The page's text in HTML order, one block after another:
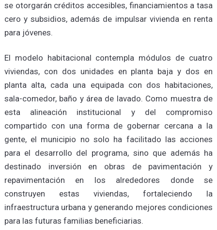
se otorgarán créditos accesibles, financiamientos a tasa
cero y subsidios, además de impulsar vivienda en renta
para jóvenes.
El modelo habitacional contempla módulos de cuatro
viviendas, con dos unidades en planta baja y dos en
planta alta, cada una equipada con dos habitaciones,
sala-comedor, baño y área de lavado. Como muestra de
esta alineación institucional y del compromiso
compartido con una forma de gobernar cercana a la
gente, el municipio no solo ha facilitado las acciones
para el desarrollo del programa, sino que además ha
destinado inversión en obras de pavimentación y
repavimentación en los alrededores donde se
construyen estas viviendas, fortaleciendo la
infraestructura urbana y generando mejores condiciones
para las futuras familias beneficiarias.